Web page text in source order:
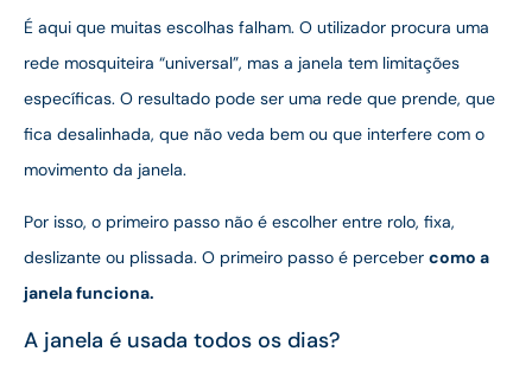
É aqui que muitas escolhas falham. O utilizador procura uma
rede mosquiteira “universal”, mas a janela tem limitações
específicas. O resultado pode ser uma rede que prende, que
fica desalinhada, que não veda bem ou que interfere com o
movimento da janela.
Por isso, o primeiro passo não é escolher entre rolo, fixa,
deslizante ou plissada. O primeiro passo é perceber como a
janela funciona.
A janela é usada todos os dias?